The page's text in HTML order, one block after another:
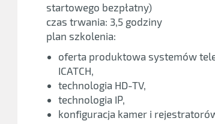
startowego bezpłatny)
czas trwania: 3,5 godziny
plan szkolenia:
oferta produktowa systemów
ICATCH,
technologia HD-TV,
technologia IP,
konfiguracja kamer i